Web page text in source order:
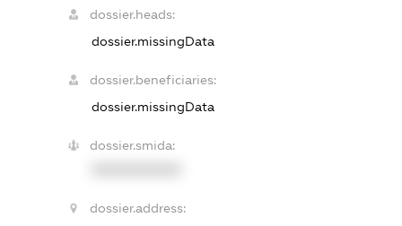
dossier.heads:
dossier.missingData
dossier.beneficiaries:
dossier.missingData
dossier.smida:
dossier.address: